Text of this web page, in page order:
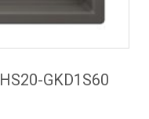
GKD1S60